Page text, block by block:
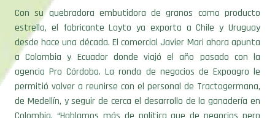
estrella, el fabricante Loyto ya exporta a Chile y Uruguay
desde hace una década. El comercial Javier Mari ahora apunta
a Colombia y Ecuador donde viajó el año pasado con la
agencia Pro Córdoba. La ronda de negocios de Expoagro le
permitió volver a reunirse con el personal de Tractogermana,
de Medellín, y seguir de cerca el desarrollo de la ganadería en
Colombia. “Hablamos más de política que de negocios pero
van de la mano”, deslizó con la esperanza de que el campo